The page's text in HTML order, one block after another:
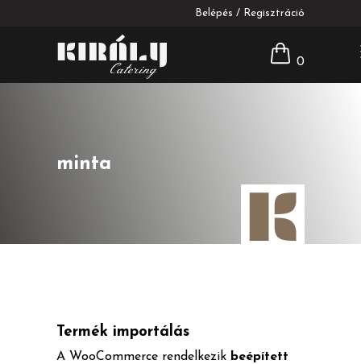
Belépés / Regisztráció
0
minta
Termék importálás
A WooCommerce rendelkezik beépített